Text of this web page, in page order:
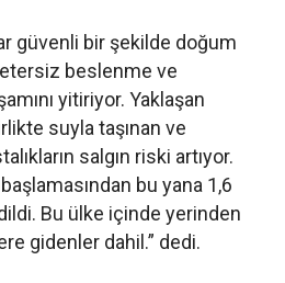
güvenli bir şekilde doğum
beslenme ve
yitiriyor. Yaklaşan
suyla taşınan ve
salgın riski artıyor.
başlamasından bu yana 1,6
Bu ülke içinde yerinden
gidenler dahil.” dedi.